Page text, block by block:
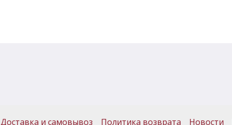
Доставка и самовывоз Политика возврата Новости